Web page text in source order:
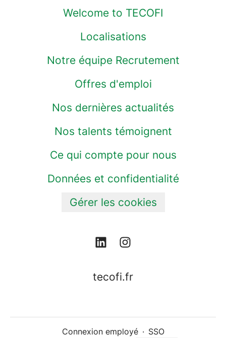
Welcome to TECOFI
Localisations
Notre équipe Recrutement
Offres d'emploi
Nos dernières actualités
Nos talents témoignent
Ce qui compte pour nous
Données et confidentialité
Gérer les cookies
tecofi.fr
Connexion employé · SSO